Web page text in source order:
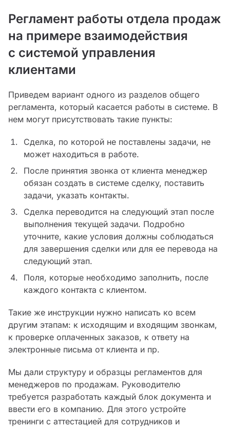
Регламент работы отдела продаж
на примере взаимодействия
с системой управления
клиентами
Приведем вариант одного из разделов общего
регламента, который касается работы в системе. В
нем могут присутствовать такие пункты:
Сделка, по которой не поставлены задачи, не
может находиться в работе.
После принятия звонка от клиента менеджер
обязан создать в системе сделку, поставить
задачи, указать контакты.
Сделка переводится на следующий этап после
выполнения текущей задачи. Подробно
уточните, какие условия должны соблюдаться
для завершения сделки или для ее перевода на
следующий этап.
Поля, которые необходимо заполнить, после
каждого контакта с клиентом.
Такие же инструкции нужно написать ко всем
другим этапам: к исходящим и входящим звонкам,
к проверке оплаченных заказов, к ответу на
электронные письма от клиента и пр.
Мы дали структуру и образцы регламентов для
менеджеров по продажам. Руководителю
требуется разработать каждый блок документа и
ввести его в компанию. Для этого устройте
тренинги с аттестацией для сотрудников и